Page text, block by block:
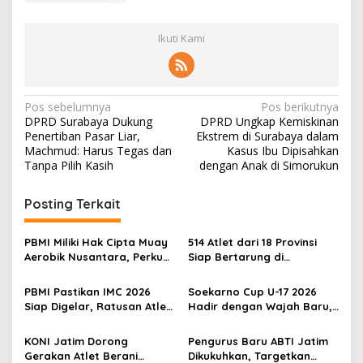
Ikuti Kami
N
a
v
i
g
a
s
i
p
o
s
Pos sebelumnya
DPRD Surabaya Dukung
Penertiban Pasar Liar,
Machmud: Harus Tegas dan
Tanpa Pilih Kasih
Pos berikutnya
DPRD Ungkap Kemiskinan
Ekstrem di Surabaya dalam
Kasus Ibu Dipisahkan
dengan Anak di Simorukun
Posting Terkait
PBMI Miliki Hak Cipta Muay
Aerobik Nusantara, Perkuat
Indonesia
514 Atlet dari 18 Provinsi
Siap Bertarung di
Championship 2026 di
Bekasi
PBMI Pastikan IMC 2026
Siap Digelar, Ratusan Atlet
di Bekasi
Soekarno Cup U-17 2026
Hadir dengan Wajah Baru,
Penghargaan Man of the
Match
KONI Jatim Dorong
Gerakan Atlet Berani
Pengurus Baru ABTI Jatim
Dikukuhkan, Targetkan